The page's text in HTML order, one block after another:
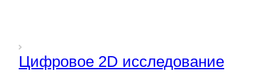
Цифровое 2D исследование